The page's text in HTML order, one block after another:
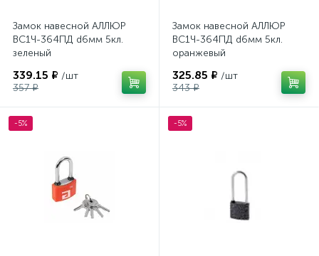
Замок навесной АЛЛЮР
ВС1Ч-364ПД d6мм 5кл.
зеленый
339.15 ₽ /шт
357 ₽
Замок навесной АЛЛЮР
ВС1Ч-364ПД d6мм 5кл.
оранжевый
325.85 ₽ /шт
343 ₽
-5% -5%